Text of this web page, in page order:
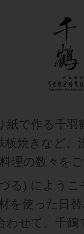
紙で作る千
板焼きなど
理の数々を
る) によう
を使った日
わせて、千